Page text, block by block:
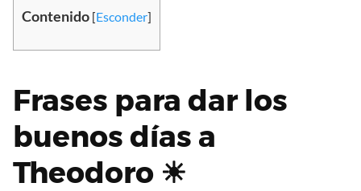
Contenido [Esconder]
Frases para dar los
buenos días a
Theodoro ☀